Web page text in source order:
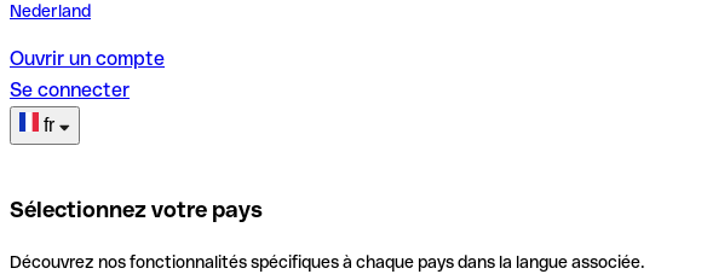
Nederland
Ouvrir un compte
Se connecter
fr
Sélectionnez votre pays
Découvrez nos fonctionnalités spécifiques à chaque pays dans la langue associée.